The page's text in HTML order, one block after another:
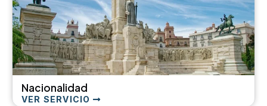
Nacionalidad
VER SERVICIO